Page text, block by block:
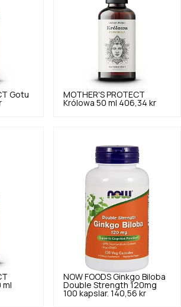
Gotu
MOTHER'S PROTECT
Królowa 50 ml 406,34 kr
NOW FOODS Ginkgo Biloba
Double Strength 120mg
100 kapslar. 140,56 kr